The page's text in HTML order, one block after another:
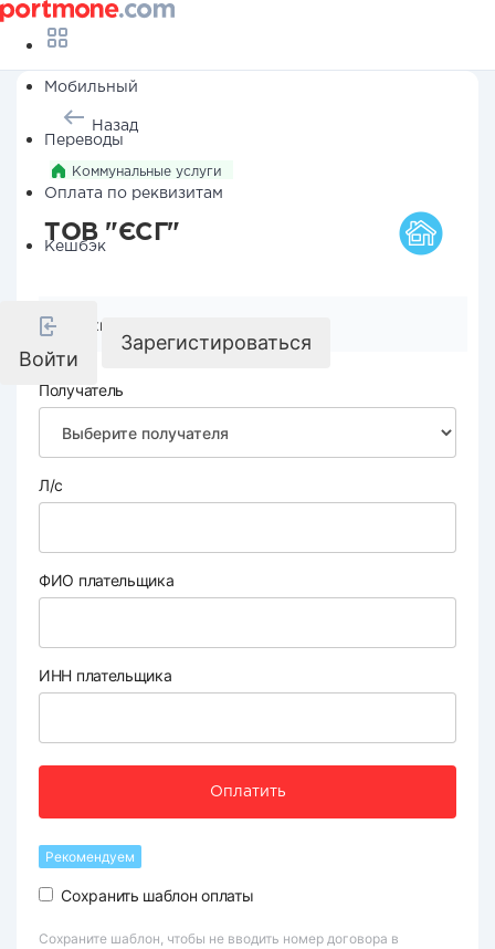
Мобильный
Переводы
Оплата по реквизитам
Кешбэк
Войти
Зарегистироваться
Назад
Коммунальные услуги
ТОВ "ЄСГ"
Реквизиты компании
Получатель
Л/с
ФИО плательщика
ИНН плательщика
Оплатить
Рекомендуем
Сохранить шаблон оплаты
Сохраните шаблон, чтобы не вводить номер договора в